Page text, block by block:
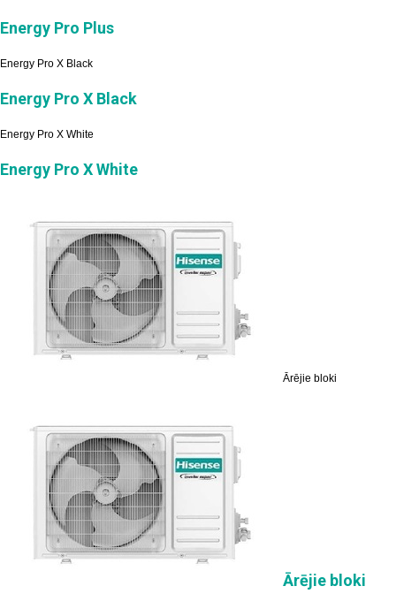
Energy Pro Plus
Energy Pro X Black
Energy Pro X Black
Energy Pro X White
Energy Pro X White
Ārējie bloki
Ārējie bloki